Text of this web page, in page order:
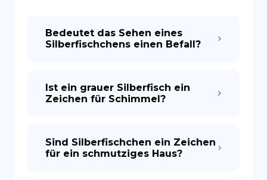
ES
Bedeutet das Sehen eines
Silberfischchens einen Befall?
Ist ein grauer Silberfisch ein
Zeichen für Schimmel?
Sind Silberfischchen ein Zeichen
für ein schmutziges Haus?